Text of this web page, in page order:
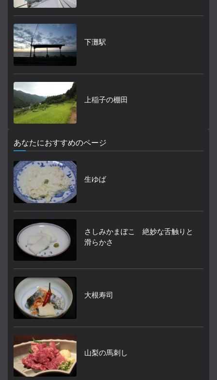
下灘駅
上稲子の棚田
あなたにおすすめのページ
生ゆば
さしみかまぼこ 絶妙な舌触りと
滑らかさ
大根寿司
山梨の馬刺し